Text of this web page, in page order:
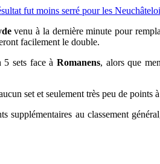
fut moins serré pour les
venu à la dernière minute pour
facilement le double.
5 sets face à Romanens, alors que
set et seulement très peu de points à
au classement